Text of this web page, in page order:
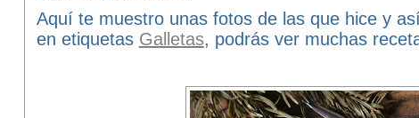
Aquí te muestro unas fotos de las que hice y
en etiquetas Galletas, podrás ver muchas